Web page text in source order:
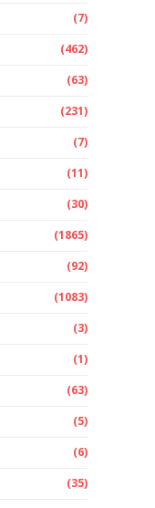
(7)
(462)
(63)
(231)
(7)
(11)
(30)
(1865)
(92)
(1083)
(3)
(1)
(63)
(5)
(6)
(35)